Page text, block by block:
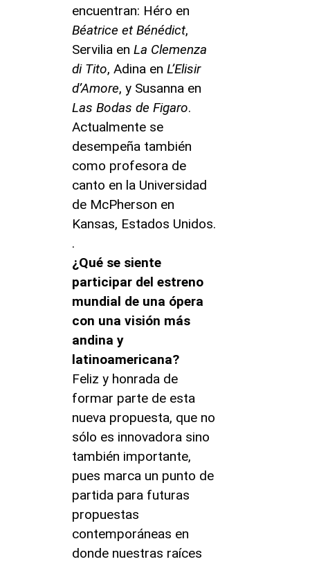
encuentran: Héro en
Béatrice et Bénédict,
Servilia en La Clemenza
di Tito, Adina en L’Elisir
d’Amore, y Susanna en
Las Bodas de Figaro.
Actualmente se
desempeña también
como profesora de
canto en la Universidad
de McPherson en
Kansas, Estados Unidos.
.
¿Qué se siente
participar del estreno
mundial de una ópera
con una visión más
andina y
latinoamericana?
Feliz y honrada de
formar parte de esta
nueva propuesta, que no
sólo es innovadora sino
también importante,
pues marca un punto de
partida para futuras
propuestas
contemporáneas en
donde nuestras raíces